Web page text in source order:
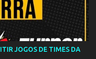
JOGOS DE TIMES DA